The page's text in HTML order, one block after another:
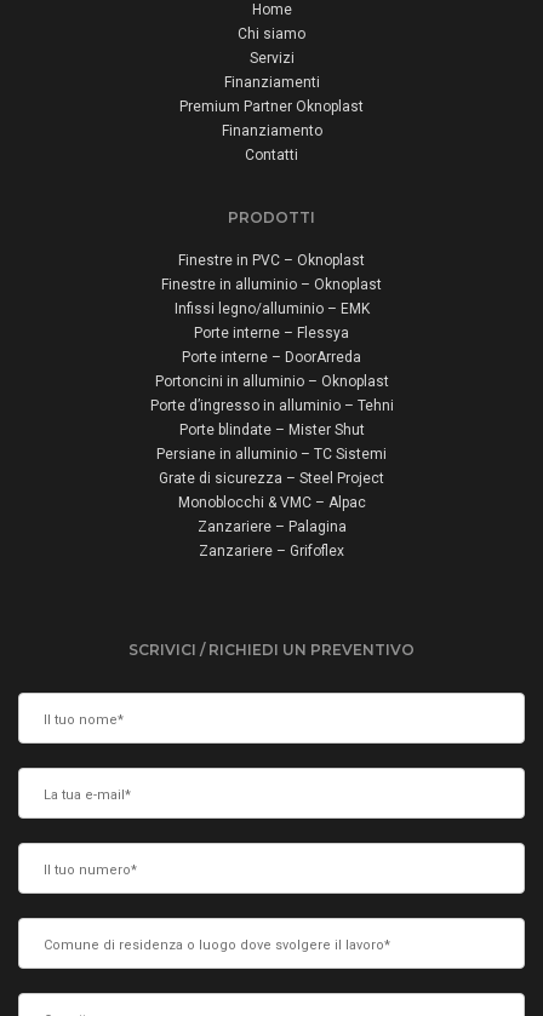
Home
Chi siamo
Servizi
Finanziamenti
Premium Partner Oknoplast
Finanziamento
Contatti
PRODOTTI
Finestre in PVC – Oknoplast
Finestre in alluminio – Oknoplast
Infissi legno/alluminio – EMK
Porte interne – Flessya
Porte interne – DoorArreda
Portoncini in alluminio – Oknoplast
Porte d’ingresso in alluminio – Tehni
Porte blindate – Mister Shut
Persiane in alluminio – TC Sistemi
Grate di sicurezza – Steel Project
Monoblocchi & VMC – Alpac
Zanzariere – Palagina
Zanzariere – Grifoflex
SCRIVICI / RICHIEDI UN PREVENTIVO